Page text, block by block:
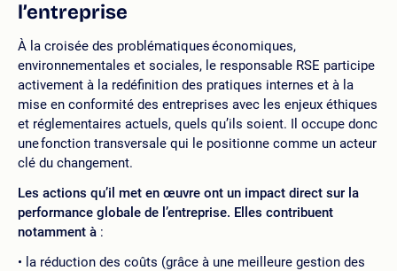
l’entreprise
À la croisée des problématiques économiques,
environnementales et sociales, le responsable RSE participe
activement à la redéfinition des pratiques internes et à la
mise en conformité des entreprises avec les enjeux éthiques
et réglementaires actuels, quels qu’ils soient. Il occupe donc
une fonction transversale qui le positionne comme un acteur
clé du changement.
Les actions qu’il met en œuvre ont un impact direct sur la
performance globale de l’entreprise. Elles contribuent
notamment à :
la réduction des coûts (grâce à une meilleure gestion des